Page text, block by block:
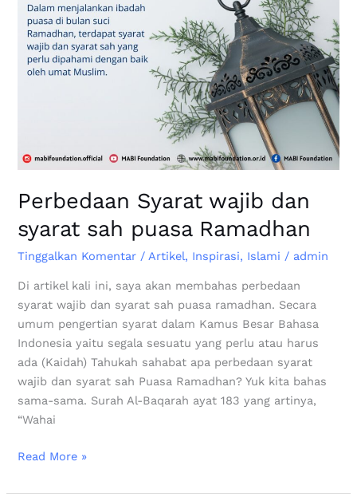
Perbedaan Syarat wajib dan
syarat sah puasa Ramadhan
Tinggalkan Komentar / Artikel, Inspirasi, Islami / admin
Di artikel kali ini, saya akan membahas perbedaan
syarat wajib dan syarat sah puasa ramadhan. Secara
umum pengertian syarat dalam Kamus Besar Bahasa
Indonesia yaitu segala sesuatu yang perlu atau harus
ada (Kaidah) Tahukah sahabat apa perbedaan syarat
wajib dan syarat sah Puasa Ramadhan? Yuk kita bahas
sama-sama. Surah Al-Baqarah ayat 183 yang artinya,
“Wahai
Read More »